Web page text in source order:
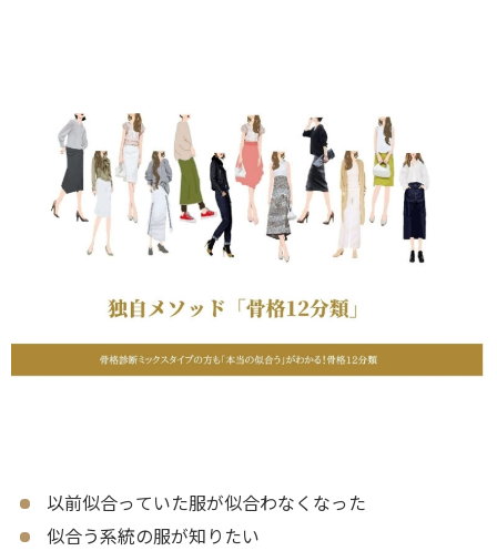
以前似合っていた服が似合わなくなった
似合う系統の服が知りたい